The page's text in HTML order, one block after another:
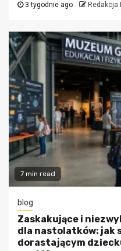
3 tygodnie ago Redakcja
7 min read
blog
Zaskakujące i
dla nastolatków: jak
dorastającym